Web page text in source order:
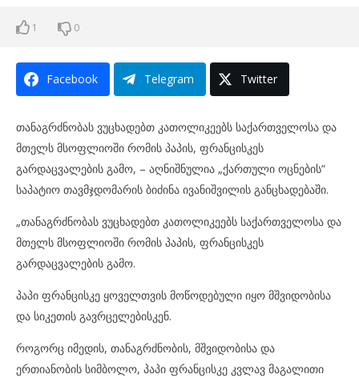
1 0
Facebook Telegram Twitter
თანაგრძნობას ვუცხადებთ კათოლიკეებს საქართველოსა და
მთელს მსოფლიოში რომის პაპის, ფრანცისკეს
გარდაცვალების გამო, – აღნიშნულია „ქართული ოცნების“
საპატიო თავმჯდომარის ბიძინა ივანიშვილის განცხადებაში.
„თანაგრძნობას ვუცხადებთ კათოლიკეებს საქართველოსა და
მთელს მსოფლიოში რომის პაპის, ფრანცისკეს
გარდაცვალების გამო.
პაპი ფრანცისკე ყოველთვის მოწოდებული იყო მშვიდობისა
და სიკეთის გავრცელებისკენ.
როგორც იმედის, თანაგრძნობის, მშვიდობისა და
ერთიანობის სიმბოლო, პაპი ფრანცისკე კვლავ მაგალითი